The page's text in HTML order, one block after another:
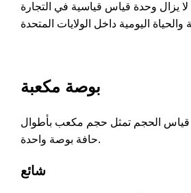
يزال وحدة قياس قياسية في التجارة
بوصة مكعبة
قياس الحجم تمثل حجم مكعب بأطوال
حافة بوصة واحدة.
شائع